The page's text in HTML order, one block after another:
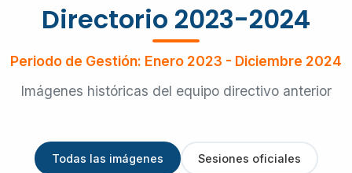
Directorio 2023-2024
Periodo de Gestión: Enero 2023 - Diciembre 2024
Imágenes históricas del equipo directivo anterior
Todas las imágenes Sesiones oficiales